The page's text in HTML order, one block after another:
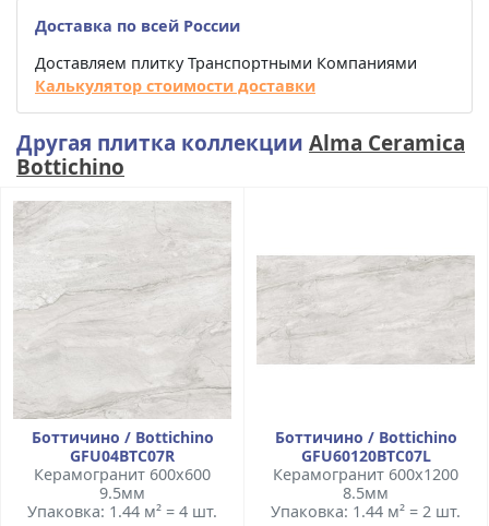
Доставка по всей России
Доставляем плитку Транспортными Компаниями
Калькулятор стоимости доставки
Другая плитка коллекции Alma Ceramica
Bottichino
Боттичино / Bottichino
GFU04BTC07R
Керамогранит 600x600
9.5мм
Упаковка: 1.44 м² = 4 шт.
Боттичино / Bottichino
GFU60120BTC07L
Керамогранит 600x1200
8.5мм
Упаковка: 1.44 м² = 2 шт.